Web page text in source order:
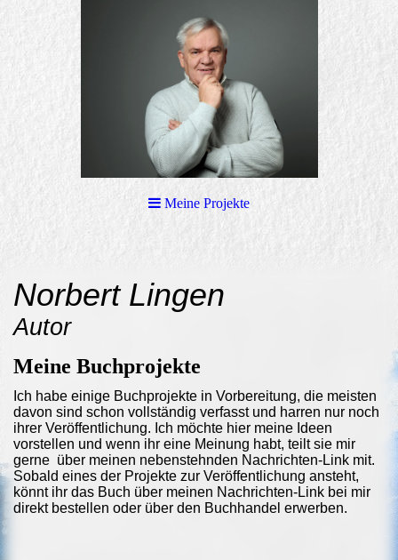
Meine Projekte
Norbert Lingen
Autor
Meine Buchprojekte
ch habe einige Buchprojekte in Vorbereitung, die meisten
davon sind schon vollständig verfasst und harren nur noch
ihrer Veröffentlichung. Ich möchte hier meine Ideen
vorstellen und wenn ihr eine Meinung habt, teilt sie mir
gerne über meinen nebenstehnden Nachrichten-Link mit.
Sobald eines der Projekte zur Veröffentlichung ansteht,
könnt ihr das Buch über meinen Nachrichten-Link bei mir
direkt bestellen oder über den Buchhandel erwerben.